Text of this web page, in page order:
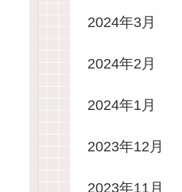
2024年3月
2024年2月
2024年1月
2023年12月
2023年11月